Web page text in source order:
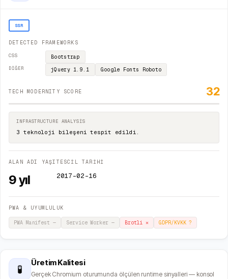
SSR
DETECTED FRAMEWORKS
CSS Bootstrap
DIĞER jQuery1.9.1 Google Fonts Roboto
TECH MODERNITY SCORE 32
INFRASTRUCTURE ANALYSIS
3 teknoloji bileşeni tespit edildi.
ALAN ADI YAŞI
9yıl
TESCİL TARİHİ
2017-02-16
PWA & UYUMLULUK
PWA Manifest— Service Worker — Brotli ✕ GDPR/KVKK?
🧪
Üretim Kalitesi
Gerçek Chromium oturumunda ölçülen runtime sinyalleri — konsol